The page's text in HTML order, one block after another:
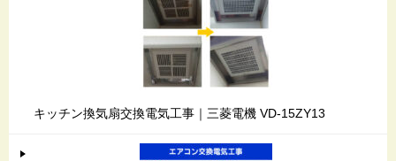
キッチン換気扇交換電気工事｜三菱電機 VD-15ZY13